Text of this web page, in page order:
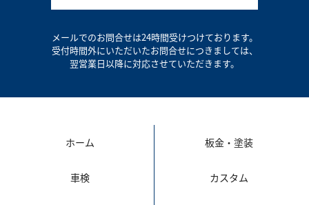
メールでのお問合せは24時間受けつけております。
受付時間外にいただいたお問合せにつきましては、
翌営業日以降に対応させていただきます。
ホーム 板金・塗装
車検 カスタム